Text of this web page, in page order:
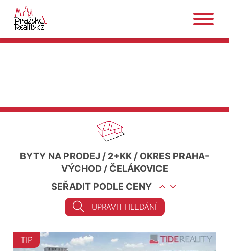
BYTY NA PRODEJ / 2+KK / OKRES PRAHA-
VÝCHOD/ ČELÁKOVICE
SEŘADIT PODLE CENY
UPRAVIT HLEDÁNÍ
TIP